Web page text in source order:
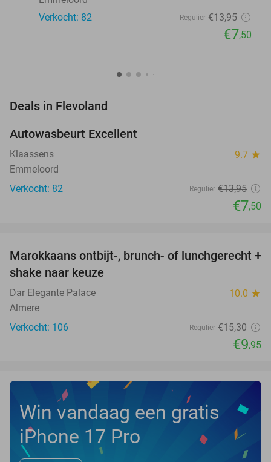
Verkocht: 82
Regulier €13,95
€7,50
Deals in Flevoland
Autowasbeurt Excellent
Klaassens 9.7 star
Emmeloord
Verkocht: 82
Regulier €13,95
€7,50
35%
Marokkaans ontbijt-, brunch- of lunchgerecht +
shake naar keuze
Dar Elegante Palace 10.0 star
Almere
Verkocht: 106
Regulier €15,30
€9,95
Win vandaag een gratis
iPhone 17 Pro